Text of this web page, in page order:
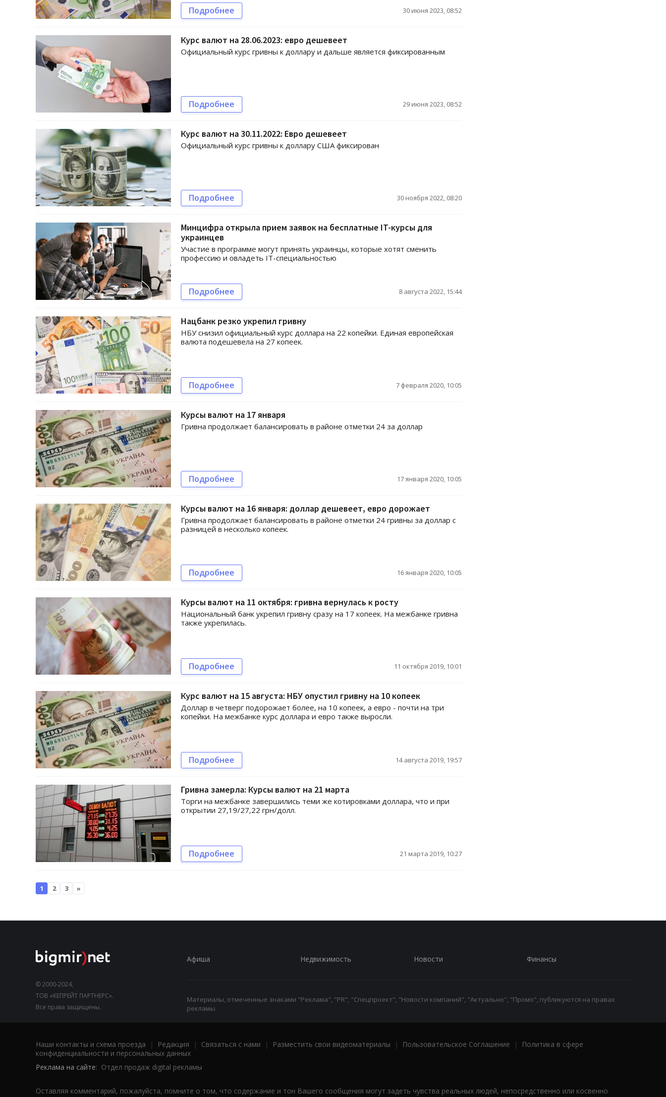
Подробнее 30 июня 2023, 08:52
Курс валют на 28.06.2023: евро дешевеет
Официальный курс гривны к доллару и дальше является фиксированным
Подробнее 29 июня 2023, 08:52
Курс валют на 30.11.2022: Евро дешевеет
Официальный курс гривны к доллару США фиксирован
Подробнее 30 ноября 2022, 08:20
Минцифра открыла прием заявок на бесплатные IT-курсы для
украинцев
Участие в программе могут принять украинцы, которые хотят сменить
профессию и овладеть IТ-специальностью
Подробнее 8 августа 2022, 15:44
Нацбанк резко укрепил гривну
НБУ снизил официальный курс доллара на 22 копейки. Единая европейская
валюта подешевела на 27 копеек.
Подробнее 7 февраля 2020, 10:05
Курсы валют на 17 января
Гривна продолжает балансировать в районе отметки 24 за доллар
Подробнее 17 января 2020, 10:05
Курсы валют на 16 января: доллар дешевеет, евро дорожает
Гривна продолжает балансировать в районе отметки 24 гривны за доллар с
разницей в несколько копеек.
Подробнее 16 января 2020, 10:05
Курсы валют на 11 октября: гривна вернулась к росту
Национальный банк укрепил гривну сразу на 17 копеек. На межбанке гривна
также укрепилась.
Подробнее 11 октября 2019, 10:01
Курс валют на 15 августа: НБУ опустил гривну на 10 копеек
Доллар в четверг подорожает более, на 10 копеек, а евро - почти на три
копейки. На межбанке курс доллара и евро также выросли.
Подробнее 14 августа 2019, 19:57
Гривна замерла: Курсы валют на 21 марта
Торги на межбанке завершились теми же котировками доллара, что и при
открытии 27,19/27,22 грн/долл.
Подробнее 21 марта 2019, 10:27
1 2 3 »
© 2000-2024,
ТОВ «КЕПРЕЙТ ПАРТНЕРС».
Все права защищены.
Афиша Недвижимость Новости Финансы
Материалы, отмеченные знаками "Реклама", "PR", "Спецпроект", "Новости компаний", "Актуально", "Промо", публикуются на правах
рекламы.
Наши контакты и схема проезда | Редакция | Связаться с нами | Разместить свои видеоматериалы | Пользовательское Соглашение |
Политика в сфере
конфиденциальности и персональных данных
Реклама на сайте: Отдел продаж digital рекламы
Оставляя комментарий, пожалуйста, помните о том, что содержание и тон Вашего сообщения могут задеть чувства реальных людей, непосредственно или косвенно